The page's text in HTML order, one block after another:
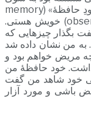
من آمد و به من سلام کرد و گفت که من، «خودِ حافظۀ» (memory
self) تو هستم و تو، «خود شاهد» (observer self) خویش هستی.
بگذار چیزهایی که
به من نشان داده شد
مریض خواهم بود و
داشت. خود حافظۀ من
خود شاهد من گفت
باشی و مورد آزار